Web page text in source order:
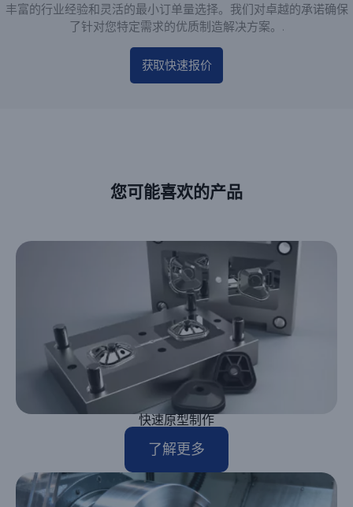
丰富的行业经验和灵活的最小订单量选择。我们对卓越的承诺确保
了针对您特定需求的优质制造解决方案。.
获取快速报价
您可能喜欢的产品
快速原型制作
了解更多